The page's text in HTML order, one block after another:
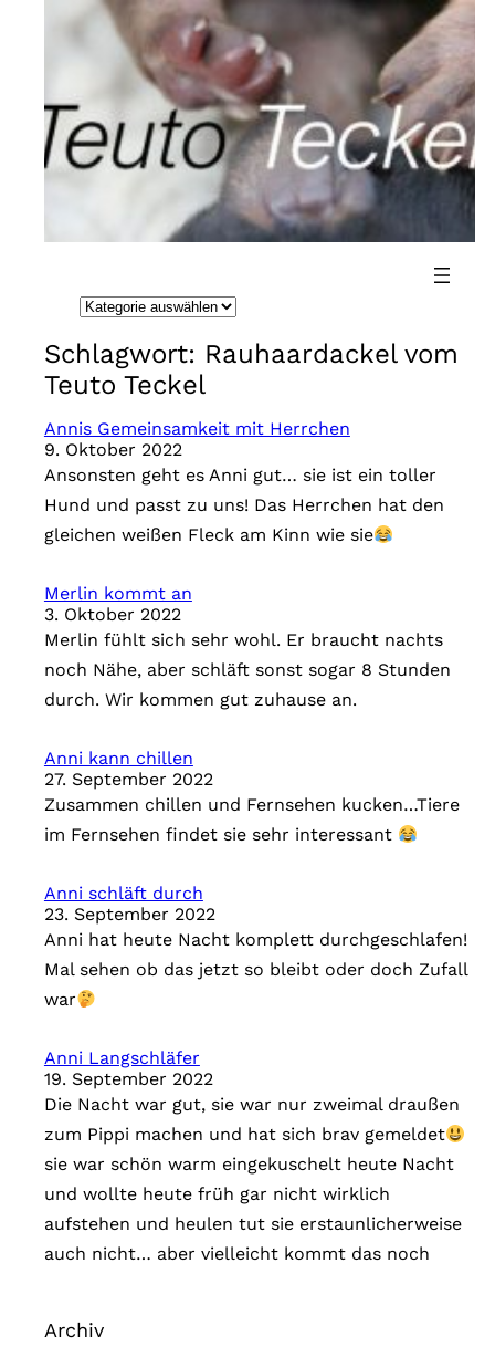
Direkt
wechseln
K
t
e
g
o
r
i
e
Schlagwort: Rauhaardackel vom
Teuto Teckel
Annis Gemeinsamkeit mit Herrchen
9. Oktober 2022
Ansonsten geht es Anni gut… sie ist ein toller
Hund und passt zu uns! Das Herrchen hat den
gleichen weißen Fleck am Kinn wie sie
Merlin kommt an
3. Oktober 2022
Merlin fühlt sich sehr wohl. Er braucht nachts
noch Nähe, aber schläft sonst sogar 8 Stunden
durch. Wir kommen gut zuhause an.
Anni kann chillen
27. September 2022
Zusammen chillen und Fernsehen kucken…Tiere
im Fernsehen findet sie sehr interessant
Anni schläft durch
23. September 2022
Anni hat heute Nacht komplett durchgeschlafen!
Mal sehen ob das jetzt so bleibt oder doch Zufall
war
Anni Langschläfer
19. September 2022
Die Nacht war gut, sie war nur zweimal draußen
zum Pippi machen und hat sich brav gemeldet
sie war schön warm eingekuschelt heute Nacht
und wollte heute früh gar nicht wirklich
aufstehen und heulen tut sie erstaunlicherweise
auch nicht… aber vielleicht kommt das noch
Archiv